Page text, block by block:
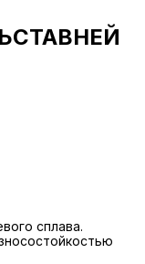
сплава.